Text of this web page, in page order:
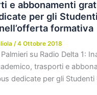
e abbonamenti
per gli
formativa
/4 Ottobre 2018
su Radio Delta 1:
trasporti e
dedicate per gli Studenti